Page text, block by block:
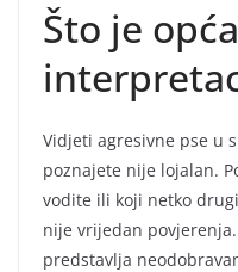
​​​​​​Što je opća
Vidjeti agresivne pse u
poznajete nije lojalan.
vodite ili koji netko
nije vrijedan
predstavlja